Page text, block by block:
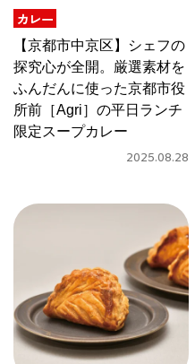
おすすめの展覧
おすすめの映画
誠光社で選びま
おすすめのイ
カレー
【京都市中京区】シェフの
探究心が全開。厳選素材を
ふんだんに使った京都市役
所前［Agri］の平日ランチ
限定スープカレー
2025.08.28